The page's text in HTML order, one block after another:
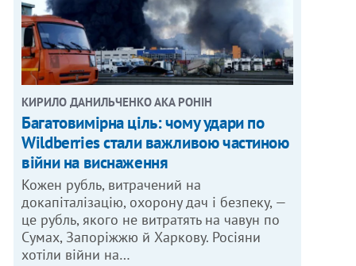
КИРИЛО ДАНИЛЬЧЕНКО АКА РОНІН
Багатовимірна ціль: чому удари по
Wildberries стали важливою частиною
війни на виснаження
Кожен рубль, витрачений на
докапіталізацію, охорону дач і безпеку, —
це рубль, якого не витратять на чавун по
Сумах, Запоріжжю й Харкову. Росіяни
хотіли війни на…